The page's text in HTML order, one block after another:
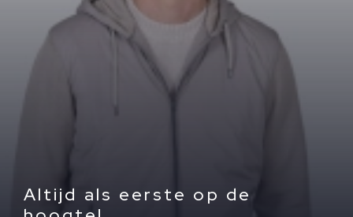
Altijd als eerste op de